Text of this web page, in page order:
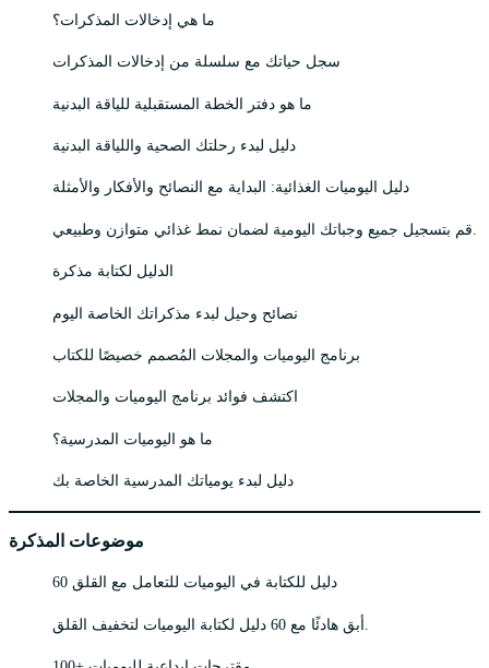
ما هي إدخالات المذكرات؟
سجل حياتك مع سلسلة من إدخالات المذكرات
ما هو دفتر الخطة المستقبلية للياقة البدنية
دليل لبدء رحلتك الصحية واللياقة البدنية
دليل اليوميات الغذائية: البداية مع النصائح والأفكار والأمثلة
الدليل لكتابة مذكرة
نصائح وحيل لبدء مذكراتك الخاصة اليوم
برنامج اليوميات والمجلات المُصمم خصيصًا للكتاب
اكتشف فوائد برنامج اليوميات والمجلات
ما هو اليوميات المدرسية؟
دليل لبدء يومياتك المدرسية الخاصة بك
موضوعات المذكرة
60 دليل للكتابة في اليوميات للتعامل مع القلق